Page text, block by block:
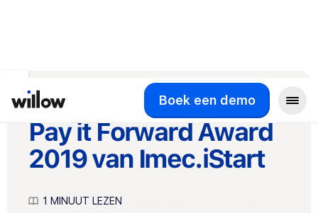
Boek een demo
Terug naar het overzicht
Willow ontvangt de
Pay it Forward Award
2019 van Imec.iStart
1 MINUUT LEZEN